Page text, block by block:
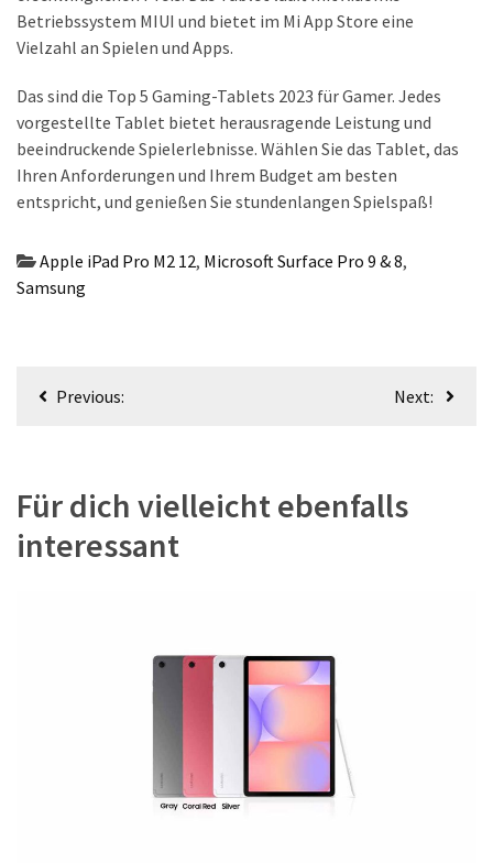
(18)
Betriebssystem MIUI und bietet im Mi App Store eine
Vielzahl an Spielen und Apps.
Das sind die Top 5 Gaming-Tablets 2023 für Gamer. Jedes
vorgestellte Tablet bietet herausragende Leistung und
beeindruckende Spielerlebnisse. Wählen Sie das Tablet, das
Ihren Anforderungen und Ihrem Budget am besten
entspricht, und genießen Sie stundenlangen Spielspaß!
Apple iPad Pro M2 12, Microsoft Surface Pro 9 & 8,
Samsung
Beitragsnavigation
Previous: Next:
Für dich vielleicht ebenfalls
interessant